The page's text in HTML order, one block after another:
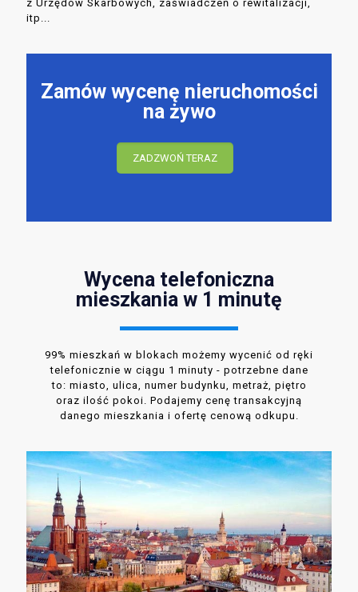
z Urzędów Skarbowych, zaświadczeń o rewitalizacji,
itp...
Zamów wycenę nieruchomości
na żywo
ZADZWOŃ TERAZ
Wycena telefoniczna
mieszkania w 1 minutę
99% mieszkań w blokach możemy wycenić od ręki
telefonicznie w ciągu 1 minuty - potrzebne dane
to: miasto, ulica, numer budynku, metraż, piętro
oraz ilość pokoi. Podajemy cenę transakcyjną
danego mieszkania i ofertę cenową odkupu.